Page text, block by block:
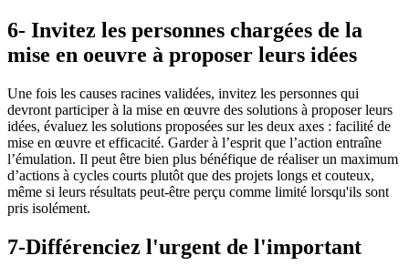
6- Invitez les personnes chargées de la
mise en oeuvre à proposer leurs idées
Une fois les causes racines validées, invitez les personnes qui
devront participer à la mise en œuvre des solutions à proposer leurs
idées, évaluez les solutions proposées sur les deux axes : facilité de
mise en œuvre et efficacité. Garder à l’esprit que l’action entraîne
l’émulation. Il peut être bien plus bénéfique de réaliser un maximum
d’actions à cycles courts plutôt que des projets longs et couteux,
même si leurs résultats peut-être perçu comme limité lorsqu'ils sont
pris isolément.
7-Différenciez l'urgent de l'important